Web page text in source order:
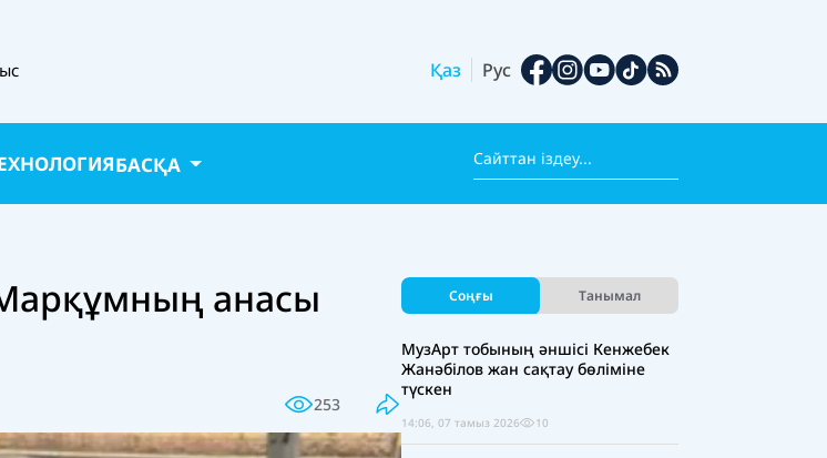
Қаз Рус
БАСҚА
анасы
253
Соңғы Танымал
МузАрт тобының әншісі Кенжебек
Жанәбілов жан сақтау бөліміне
түскен
14:06, 07 тамыз 2026 10